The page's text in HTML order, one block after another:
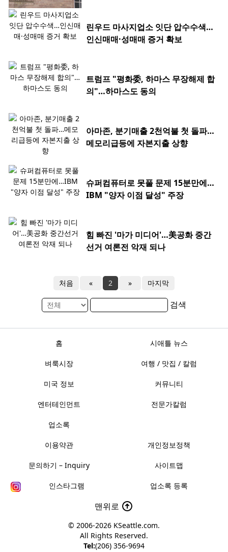
린우드 마사지업소 잇단 압수수색…
인신매매·성매매 증거 확보
트럼프 "평화委, 하마스 무장해제 합
의"…하마스도 동의
아마존, 분기매출 2천억불 첫 돌파…
메모리급등에 자본지출 상향
슈퍼컴퓨터로 못풀 문제 15분만에…
IBM "양자 이점 달성" 주장
힘 빠진 '마가 미디어'…美공화 중간
선거 여론전 악재 되나
처음 « 2 » 마지막
검색
홈 시애틀 뉴스
벼룩시장 여행 / 맛집 / 칼럼
미국 정보 커뮤니티
엔터테인먼트 전문가칼럼
업소록
이용약관 개인정보정책
문의하기 – Inquiry 사이트맵
인스타그램 업소록 등록
맨위로
© 2006-2026 KSeattle.com.
All Rights Reserved.
Tel:(206) 356-9694